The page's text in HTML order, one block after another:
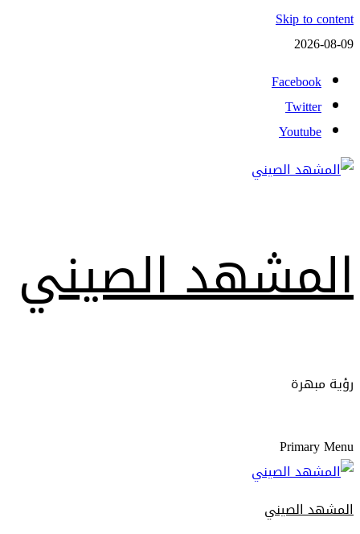
Skip to content
2026-08-09
Facebook
Twitter
Youtube
المشهد الصيني
رؤية مبهرة
Primary Menu
المشهد الصيني